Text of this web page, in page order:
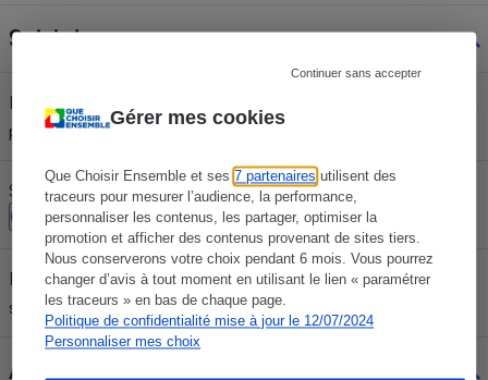
Gérer mes cookies
Que Choisir Ensemble et ses7 partenaires utilisent des
traceurs pour mesurer l’audience, la performance,
personnaliser les contenus, les partager, optimiser la
promotion et afficher des contenus provenant de sites tiers.
Nous conserverons votre choix pendant 6 mois. Vous pourrez
changer d’avis à tout moment en utilisant le lien « paramétrer
les traceurs » en bas de chaque page.
Politique de confidentialité mise à jour le 12/07/2024
Personnaliser mes choix
Continuer sans accepter
Suivi du programme
Indicateur de déroulement du
programme
Signal sonore en fin de programme
Oui
Possibilité de désactiver le signal
sonore
Accès au linge